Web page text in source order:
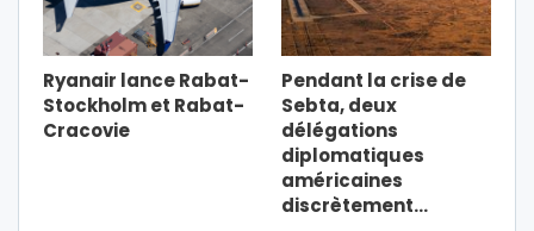
Ryanair lance Rabat-
Stockholm et Rabat-
Cracovie
Pendant la crise de
Sebta, deux
délégations
diplomatiques
américaines
discrètement…